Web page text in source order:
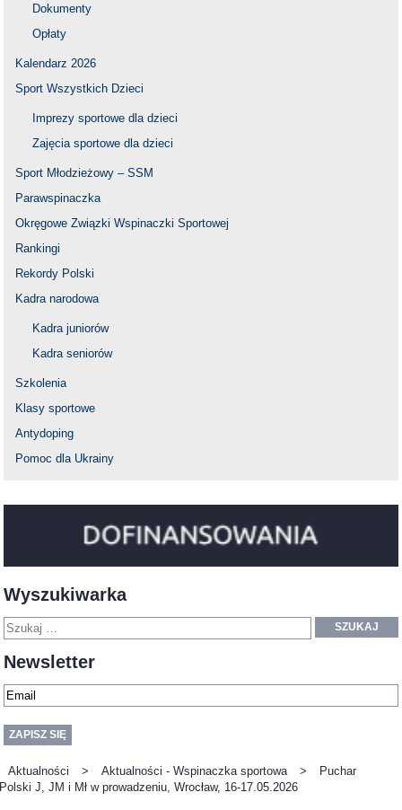
Dokumenty
Opłaty
Kalendarz 2026
Sport Wszystkich Dzieci
Imprezy sportowe dla dzieci
Zajęcia sportowe dla dzieci
Sport Młodzieżowy – SSM
Parawspinaczka
Okręgowe Związki Wspinaczki Sportowej
Rankingi
Rekordy Polski
Kadra narodowa
Kadra juniorów
Kadra seniorów
Szkolenia
Klasy sportowe
Antydoping
Pomoc dla Ukrainy
Wyszukiwarka
SZUKAJ
Newsletter
Aktualności > Aktualności - Wspinaczka sportowa >
Puchar
Polski J, JM i Mł w prowadzeniu, Wrocław, 16-17.05.2026